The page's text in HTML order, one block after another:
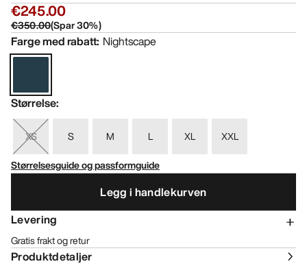
€245.00
€350.00(Spar30%)
Farge med rabatt: Nightscape
Størrelse:
XS S M L XL
XXL
Størrelsesguide og passformguide
Legg i handlekurven
Levering
Gratis frakt og retur
Produktdetaljer